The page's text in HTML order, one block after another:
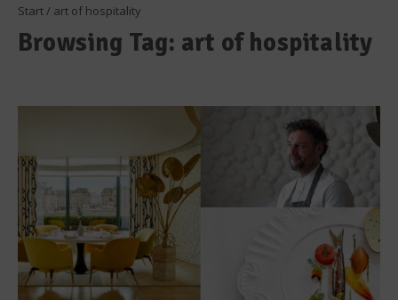
Start/ art of hospitality
Browsing Tag: art of hospitality